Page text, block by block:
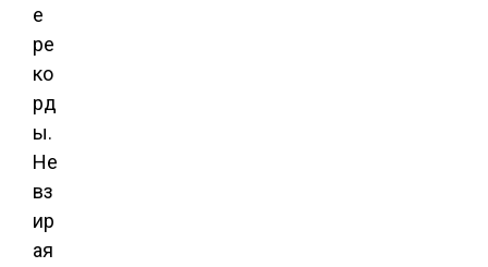
е
ре
ко
рд
ы.
Не
вз
ир
ая